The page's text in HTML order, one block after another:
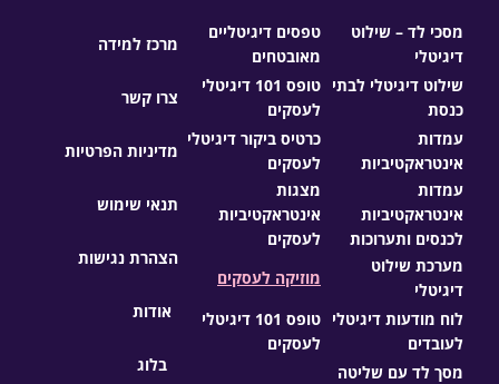
מסכי לד – שילוט
דיגיטלי
שילוט דיגיטלי לבתי
כנסת
עמדות
אינטראקטיביות
עמדות
אינטראקטיביות
לכנסים ותערוכות
מערכת שילוט
דיגיטלי
לוח מודעות דיגיטלי
לעובדים
מסך לד עם שליטה
טפסים דיגיטליים
מאובטחים
טופס 101 דיגיטלי
לעסקים
כרטיס ביקור דיגיטלי
לעסקים
מצגות
אינטראקטיביות
לעסקים
מוזיקה לעסקים
טופס 101 דיגיטלי
לעסקים
מרכז למידה
צרו קשר
מדיניות הפרטיות
תנאי שימוש
הצהרת נגישות
אודות
בלוג